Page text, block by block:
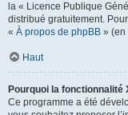
la « Licence Publique
distribué gratuitement.
« À propos de phpBB » (en
Haut
Pourquoi la fonctionnalité
Ce programme a été